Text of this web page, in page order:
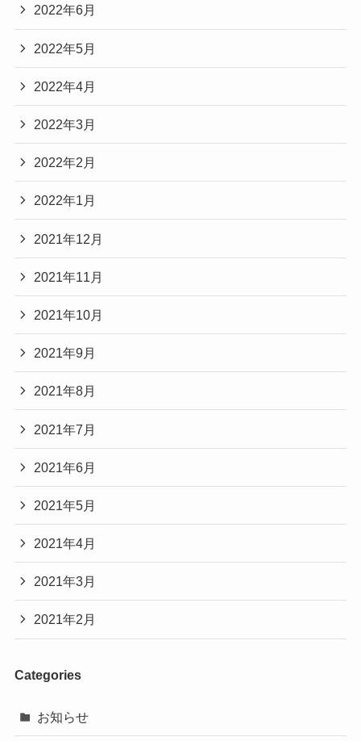
2022年6月
2022年5月
2022年4月
2022年3月
2022年2月
2022年1月
2021年12月
2021年11月
2021年10月
2021年9月
2021年8月
2021年7月
2021年6月
2021年5月
2021年4月
2021年3月
2021年2月
Categories
お知らせ